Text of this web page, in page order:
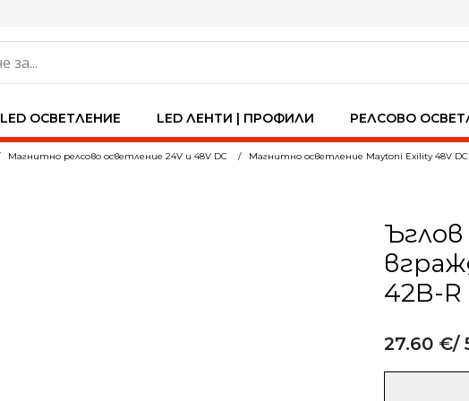
LED ОСВЕТЛЕНИЕ LED ЛЕНТИ | ПРОФИЛИ РЕЛСОВО
Магнитно релсово осветление 24V и 48V DC Магнитно осветление Maytoni Exility 48V DC
42B-R
27.60 €/